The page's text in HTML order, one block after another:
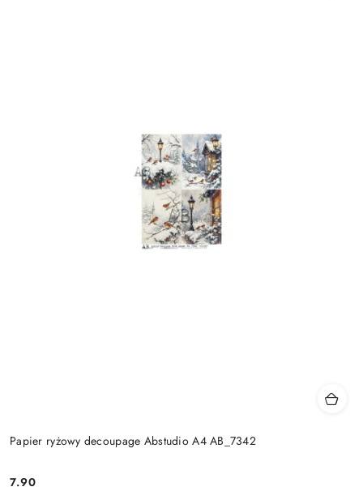
Papier ryżowy decoupage Abstudio A4 AB_7342
7.90